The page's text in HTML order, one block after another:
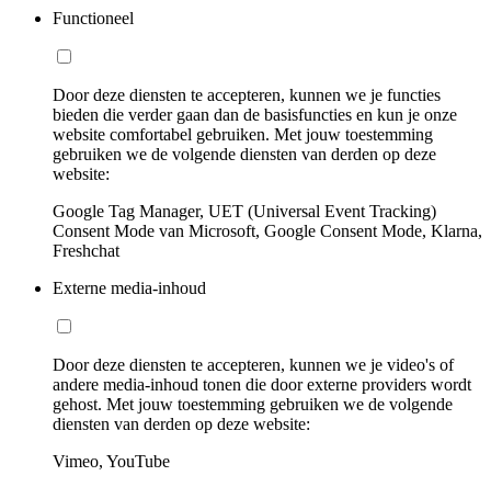
Functioneel
Door deze diensten te accepteren, kunnen we je functies
bieden die verder gaan dan de basisfuncties en kun je onze
website comfortabel gebruiken. Met jouw toestemming
gebruiken we de volgende diensten van derden op deze
website:
Google Tag Manager, UET (Universal Event Tracking)
Consent Mode van Microsoft, Google Consent Mode, Klarna,
Freshchat
Externe media-inhoud
Door deze diensten te accepteren, kunnen we je video's of
andere media-inhoud tonen die door externe providers wordt
gehost. Met jouw toestemming gebruiken we de volgende
diensten van derden op deze website:
Vimeo, YouTube